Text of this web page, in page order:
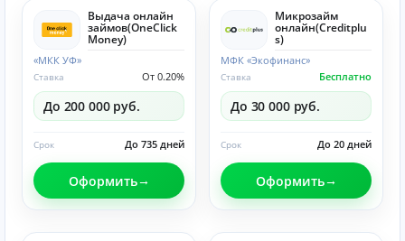
Выдача онлайн
займов(OneClick
Money)
«МКК УФ»
От 0.20%
Ставка
До 200 000 руб.
До 735 дней
Срок
Оформить
Микрозайм
онлайн(Creditplu
s)
МФК «Экофинанс»
Бесплатно
Ставка
До 30 000 руб.
До 20 дней
Срок
Оформить